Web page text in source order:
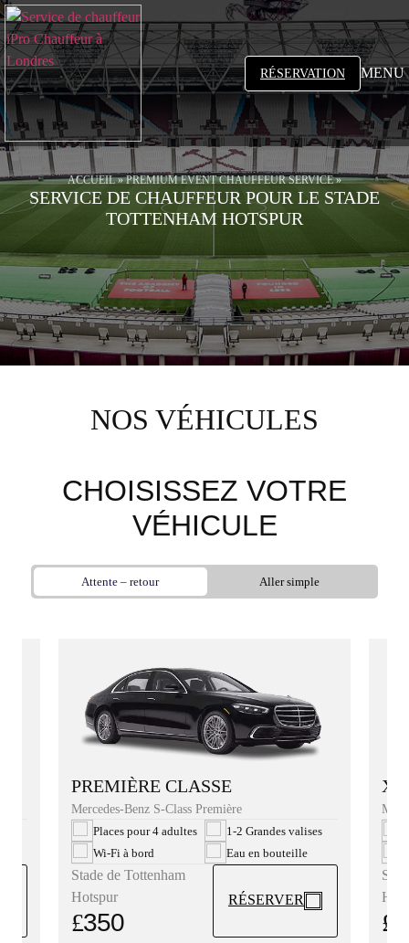
RÉSERVATION MENU
ACCUEIL»PREMIUM EVENT CHAUFFEUR SERVICE»
SERVICE DE CHAUFFEUR POUR LE STADE
TOTTENHAM HOTSPUR
NOS VÉHICULES
CHOISISSEZ VOTRE
VÉHICULE
Attente – retour Aller simple
PREMIÈRE CLASSE
Mercedes-Benz S-Class Première
Places pour 4 adultes
1-2 Grandes valises
Wi-Fi à bord
Eau en bouteille
Stade de Tottenham
Hotspur
£350
RÉSERVER
XL
£